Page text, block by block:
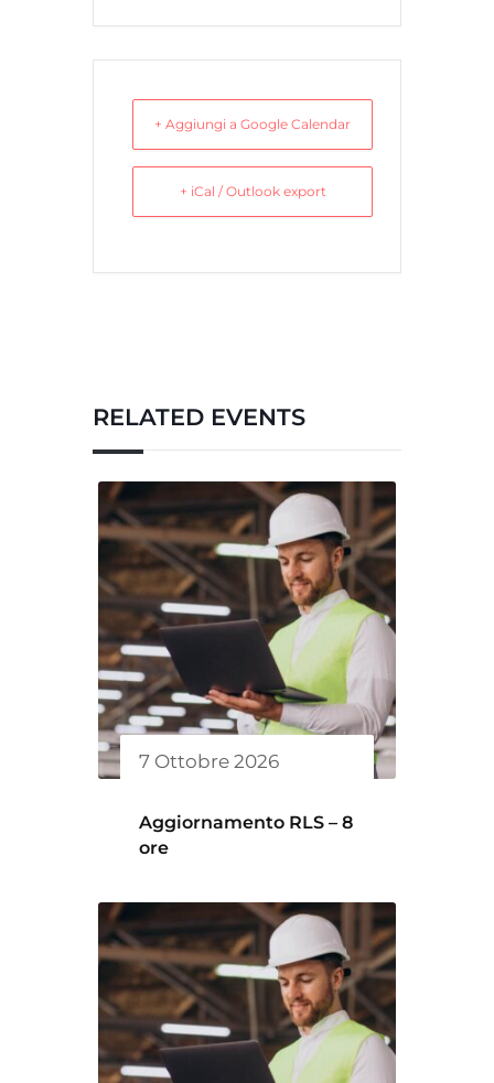
+ Aggiungi a Google Calendar
+ iCal / Outlook export
RELATED EVENTS
7 Ottobre 2026
Aggiornamento RLS – 8
ore